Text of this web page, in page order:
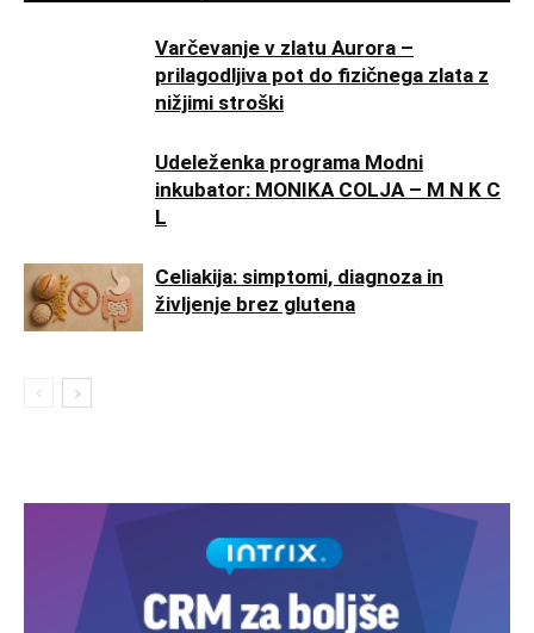
Varčevanje v zlatu Aurora –
prilagodljiva pot do fizičnega zlata z
nižjimi stroški
Udeleženka programa Modni
inkubator: MONIKA COLJA – M N K C
L
Celiakija: simptomi, diagnoza in
življenje brez glutena